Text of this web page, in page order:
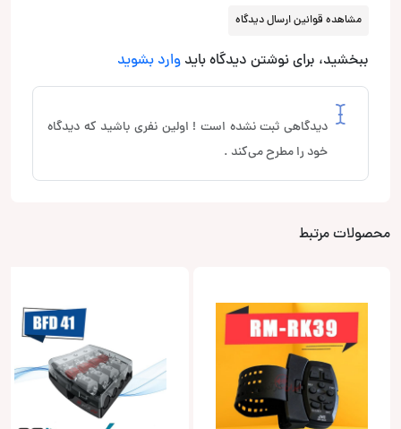
مشاهده قوانین ارسال دیدگاه
ببخشید، برای نوشتن دیدگاه باید وارد بشوید
دیدگاهی ثبت نشده است ! اولین نفری باشید که دیدگاه
خود را مطرح می‌کند .
محصولات مرتبط